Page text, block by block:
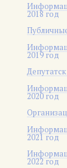
2018 год
2019 год
2020 год
2021 год
2022 год